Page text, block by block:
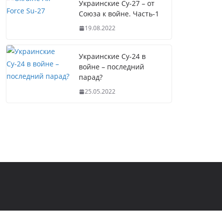
Украинские Су-27 – от
Союза к войне. Часть-1
19.08.2022
Украинские Су-24 в
войне – последний
парад?
25.05.2022